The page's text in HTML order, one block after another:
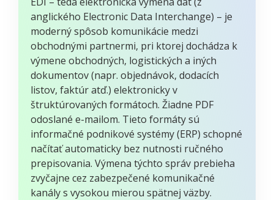
anglického Electronic Data Interchange) – je
moderný spôsob komunikácie medzi
obchodnými partnermi, pri ktorej dochádza k
výmene obchodných, logistických a iných
dokumentov (napr. objednávok, dodacích
listov, faktúr atď.) elektronicky v
štruktúrovaných formátoch. Žiadne PDF
odoslané e-mailom. Tieto formáty sú
informačné podnikové systémy (ERP) schopné
načítať automaticky bez nutnosti ručného
prepisovania. Výmena týchto správ prebieha
zvyčajne cez zabezpečené komunikačné
kanály s vysokou mierou spätnej väzby.